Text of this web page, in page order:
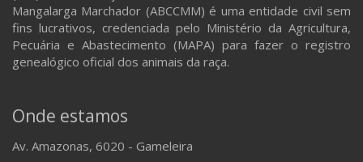
Mangalarga Marchador (ABCCMM) é uma entidade civil sem
fins lucrativos, credenciada pelo Ministério da Agricultura,
Pecuária e Abastecimento (MAPA) para fazer o registro
genealógico oficial dos animais da raça.
Onde estamos
Av. Amazonas, 6020 - Gameleira